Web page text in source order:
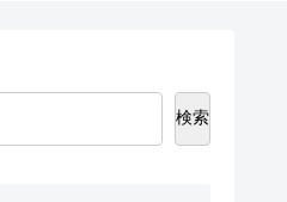
検索